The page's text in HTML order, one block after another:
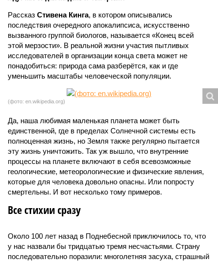
Рассказ Стивена Кинга, в котором описывались
последствия очередного апокалипсиса, искусственно
вызванного группой биологов, называется «Конец всей
этой мерзости». В реальной жизни участия пытливых
исследователей в организации конца света может не
понадобиться: природа сама разберётся, как и где
уменьшить масштабы человеческой популяции.
(фото: en.wikipedia.org)
Да, наша любимая маленькая планета может быть
единственной, где в пределах Солнечной системы есть
полноценная жизнь, но Земля также регулярно пытается
эту жизнь уничтожить. Так уж вышло, что внутренние
процессы на планете включают в себя всевозможные
геологические, метеорологические и физические явления,
которые для человека довольно опасны. Или попросту
смертельны. И вот несколько тому примеров.
Все стихии сразу
Около 100 лет назад в Поднебесной приключилось то, что
у нас назвали бы тридцатью тремя несчастьями. Страну
последовательно поразили: многолетняя засуха, страшный